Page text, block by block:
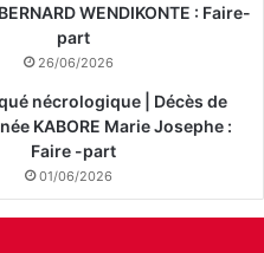
WENDIKONTE : Faire-
part
26/06/2026
nécrologique | Décès de
KABORE Marie Josephe :
Faire -part
01/06/2026